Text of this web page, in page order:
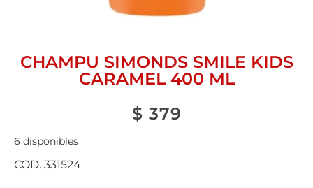
CHAMPU SIMONDS SMILE KIDS
CARAMEL 400 ML
$ 379
6 disponibles
COD. 331524